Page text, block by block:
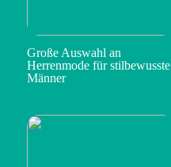
Große Auswahl an
Herrenmode für stilbewusste
Männer